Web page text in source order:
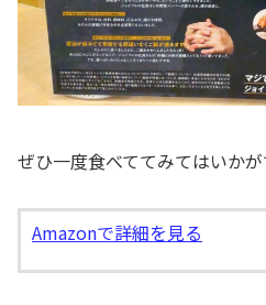
ぜひ一度食べててみてはいかが
Amazonで詳細を見る